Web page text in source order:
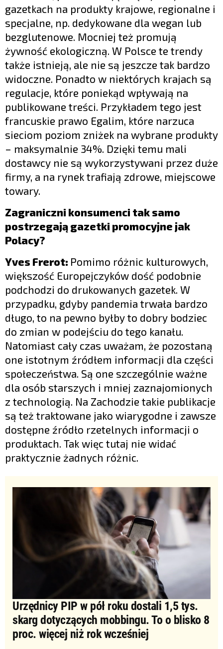
gazetkach na produkty krajowe, regionalne i
specjalne, np. dedykowane dla wegan lub
bezglutenowe. Mocniej też promują
żywność ekologiczną. W Polsce te trendy
także istnieją, ale nie są jeszcze tak bardzo
widoczne. Ponadto w niektórych krajach są
regulacje, które poniekąd wpływają na
publikowane treści. Przykładem tego jest
francuskie prawo Egalim, które narzuca
sieciom poziom zniżek na wybrane produkty
– maksymalnie 34%. Dzięki temu mali
dostawcy nie są wykorzystywani przez duże
firmy, a na rynek trafiają zdrowe, miejscowe
towary.
Zagraniczni konsumenci tak samo
postrzegają gazetki promocyjne jak
Polacy?
Yves Frerot: Pomimo różnic kulturowych,
większość Europejczyków dość podobnie
podchodzi do drukowanych gazetek. W
przypadku, gdyby pandemia trwała bardzo
długo, to na pewno byłby to dobry bodziec
do zmian w podejściu do tego kanału.
Natomiast cały czas uważam, że pozostaną
one istotnym źródłem informacji dla części
społeczeństwa. Są one szczególnie ważne
dla osób starszych i mniej zaznajomionych
z technologią. Na Zachodzie takie publikacje
są też traktowane jako wiarygodne i zawsze
dostępne źródło rzetelnych informacji o
produktach. Tak więc tutaj nie widać
praktycznie żadnych różnic.
Urzędnicy PIP w pół roku dostali 1,5 tys.
skarg dotyczących mobbingu. To o blisko 8
proc. więcej niż rok wcześniej